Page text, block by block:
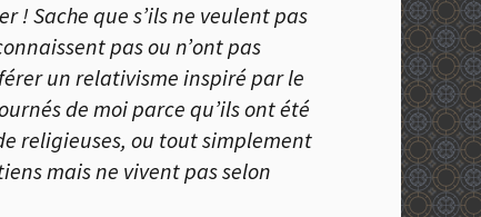
! Sache que s’ils ne veulent pas
pas ou n’ont pas
un relativisme inspiré par le
de moi parce qu’ils ont été
religieuses, ou tout simplement
mais ne vivent pas selon